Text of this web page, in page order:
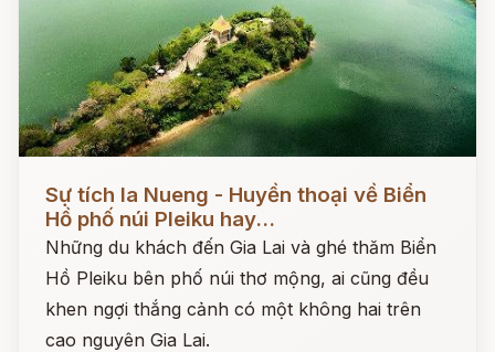
Sự tích Ia Nueng - Huyền thoại về Biển
Hồ phố núi Pleiku hay...
Những du khách đến Gia Lai và ghé thăm Biển
Hồ Pleiku bên phố núi thơ mộng, ai cũng đều
khen ngợi thắng cảnh có một không hai trên
cao nguyên Gia Lai.